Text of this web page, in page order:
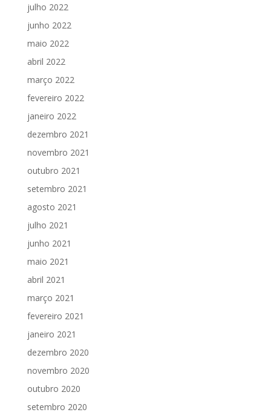
julho 2022
junho 2022
maio 2022
abril 2022
março 2022
fevereiro 2022
janeiro 2022
dezembro 2021
novembro 2021
outubro 2021
setembro 2021
agosto 2021
julho 2021
junho 2021
maio 2021
abril 2021
março 2021
fevereiro 2021
janeiro 2021
dezembro 2020
novembro 2020
outubro 2020
setembro 2020